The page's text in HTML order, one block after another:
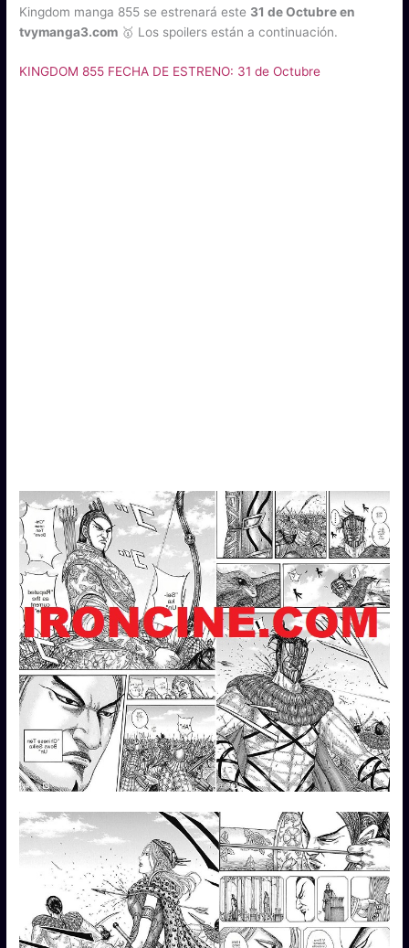
Kingdom manga 855 se estrenará este 31 de Octubre en
tvymanga3.com 🥇 Los spoilers están a continuación.
KINGDOM 855 FECHA DE ESTRENO: 31 de Octubre